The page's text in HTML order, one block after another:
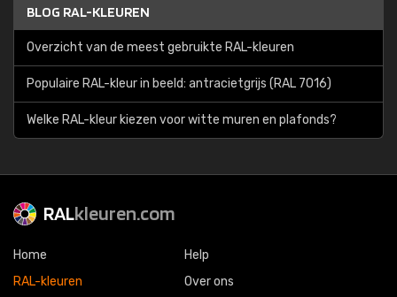
BLOG RAL-KLEUREN
Overzicht van de meest gebruikte RAL-kleuren
Populaire RAL-kleur in beeld: antracietgrijs (RAL 7016)
Welke RAL-kleur kiezen voor witte muren en plafonds?
RALkleuren.com
Home
RAL-kleuren
Help
Over ons